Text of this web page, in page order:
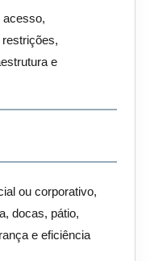
acesso,
e
ou corporativo,
docas, pátio,
e eficiência